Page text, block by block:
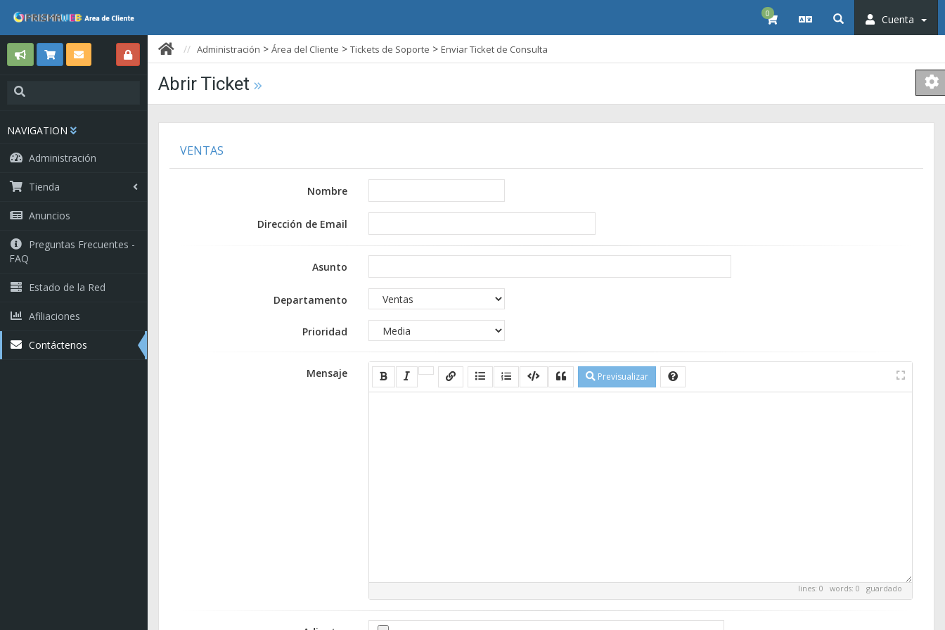
0 Cuenta
NAVIGATION
Administración
Tienda
Anuncios
Preguntas Frecuentes -
FAQ
Estado de la Red
Afiliaciones
Contáctenos
Administración > Área del Cliente > Tickets de Soporte > Enviar Ticket de Consulta
Abrir Ticket
VENTAS
Nombre
Dirección de Email
Asunto
Departamento
Prioridad
Mensaje Previsualizar
lines: 0 words: 0 guardado